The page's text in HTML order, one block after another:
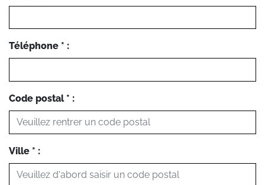
Téléphone * :
Code postal * :
Ville * :